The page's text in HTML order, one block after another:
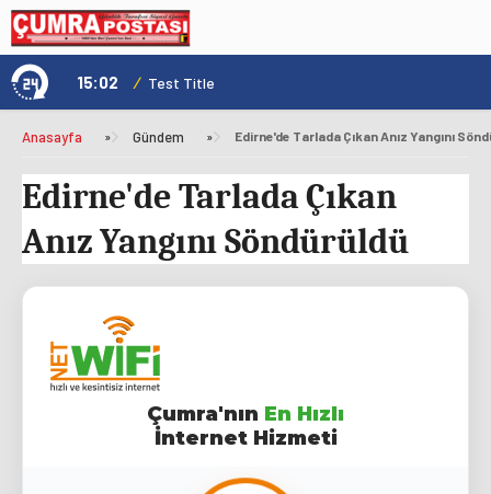
15:02 / Test Title
Anasayfa » Gündem » Edirne'de Tarlada Çıkan Anız Yangını
Edirne'de Tarlada Çıkan
Anız Yangını Söndürüldü
Çumra'nın En Hızlı
İnternet Hizmeti